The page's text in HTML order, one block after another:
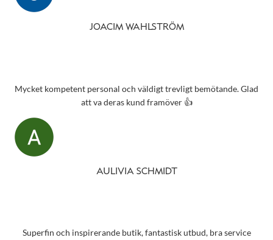
JOACIM WAHLSTRÖM
Mycket kompetent personal och väldigt trevligt bemötande. Glad
att va deras kund framöver 👍
AULIVIA SCHMIDT
Superfin och inspirerande butik, fantastisk utbud, bra service